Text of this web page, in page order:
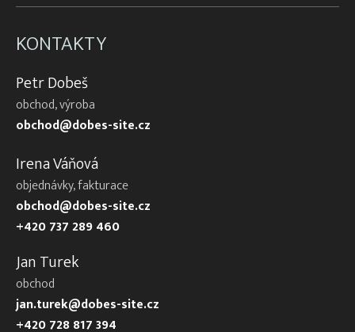
KONTAKTY
Petr Dobeš
obchod, výroba
obchod@dobes-site.cz
Irena Váňová
objednávky, fakturace
obchod@dobes-site.cz
+420 737 289 460
Jan Turek
obchod
jan.turek@dobes-site.cz
+420 728 817 394